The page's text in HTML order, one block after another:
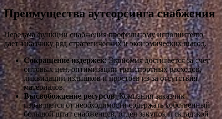
Преимущества аутсорсинга снабжения
Передача функции снабжения профильному исполнителю
дает заказчику ряд стратегических и экономических выгод.
Сокращение издержек: Экономия достигается за счет
оптовых цен, оптимизации транспортных расходов,
ликвидации излишков и простоев из-за отсутствия
материалов.
Высвобождение ресурсов: Компания-заказчик
избавляется от необходимости содержать собственный
большой штат снабженцев, отдел закупок и складской